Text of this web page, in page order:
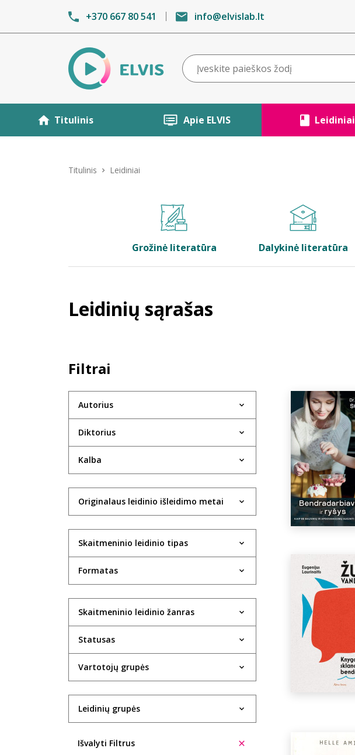
+370 667 80 541 info@elvislab.lt
Titulinis Apie ELVIS Leidiniai
Titulinis Leidiniai
Grožinė literatūra Dalykinė literatūra
Leidinių sąrašas
Filtrai
Autorius
Diktorius
Kalba
Originalaus leidinio išleidimo metai
Skaitmeninio leidinio tipas
Formatas
Skaitmeninio leidinio žanras
Statusas
Vartotojų grupės
Leidinių grupės
Išvalyti Filtrus